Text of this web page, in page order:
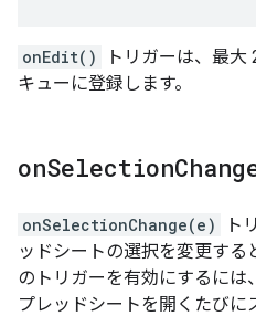
onEdit()
トリガーは、最大
キューに登録します。
onSelectionChange(e)
ト
ッドシートの選択を変更する
のトリガーを有効にするには
プレッドシートを開くたびに